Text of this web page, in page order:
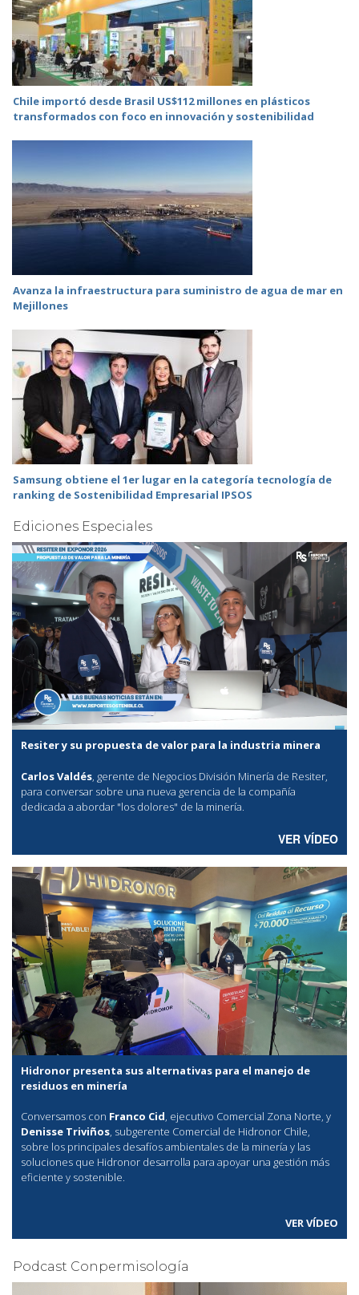
Chile importó desde Brasil US$112 millones en plásticos
transformados con foco en innovación y sostenibilidad
Avanza la infraestructura para suministro de agua de mar en
Mejillones
Samsung obtiene el 1er lugar en la categoría tecnología de
ranking de Sostenibilidad Empresarial IPSOS
Ediciones Especiales
Resiter y su propuesta de valor para la industria minera
Carlos Valdés, gerente de Negocios División Minería de Resiter,
para conversar sobre una nueva gerencia de la compañía
dedicada a abordar "los dolores" de la minería.
VER VÍDEO
Hidronor presenta sus alternativas para el manejo de
residuos en minería
Conversamos con Franco Cid, ejecutivo Comercial Zona Norte, y
Denisse Triviños, subgerente Comercial de Hidronor Chile,
sobre los principales desafíos ambientales de la minería y las
soluciones que Hidronor desarrolla para apoyar una gestión más
eficiente y sostenible.
VER VÍDEO
Podcast Conpermisología